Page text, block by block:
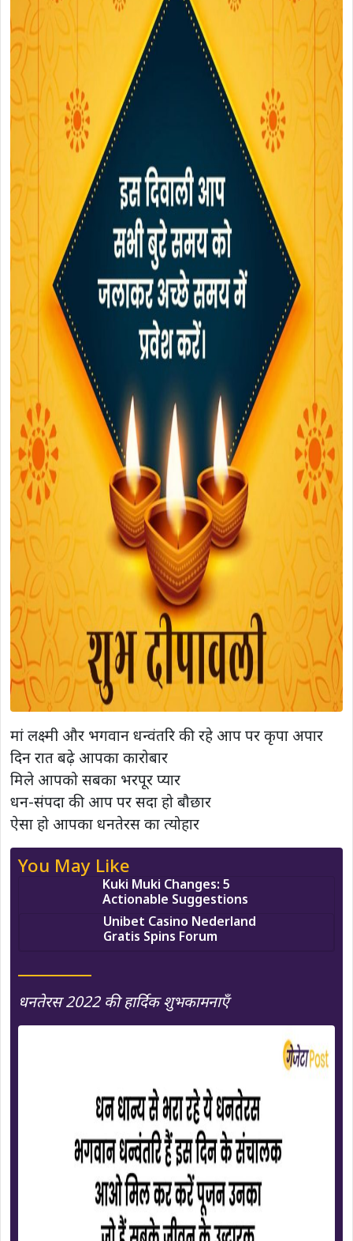
मां लक्ष्मी और भगवान धन्वंतरि की रहे आप पर कृपा अपार
दिन रात बढ़े आपका कारोबार
मिले आपको सबका भरपूर प्यार
धन-संपदा की आप पर सदा हो बौछार
ऐसा हो आपका धनतेरस का त्योहार
You May Like
Kuki Muki Changes: 5
Actionable Suggestions
Unibet Casino Nederland
Gratis Spins Forum
धनतेरस 2022 की हार्दिक शुभकामनाएँ